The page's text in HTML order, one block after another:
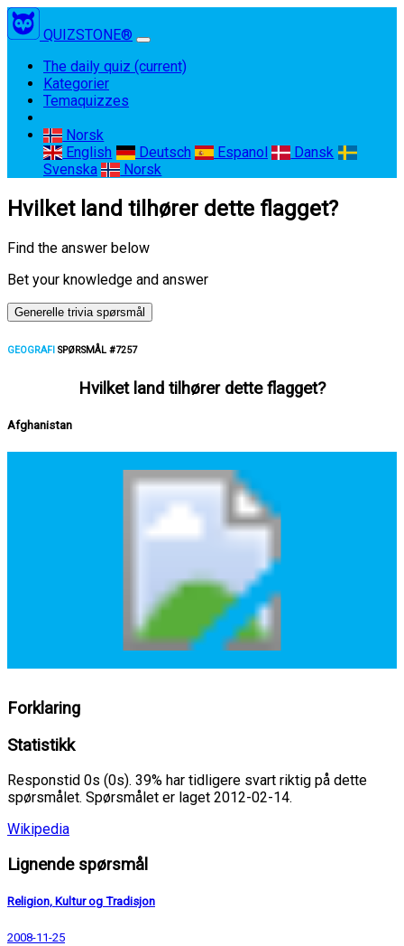
QUIZSTONE®
The daily quiz (current)
Kategorier
Temaquizzes
Norsk
English
Deutsch Espanol
Dansk
Svenska
Norsk
Hvilket land tilhører dette flagget?
Find the answer below
Bet your knowledge and answer
Generelle trivia spørsmål
GEOGRAFI SPØRSMÅL #7257
Hvilket land tilhører dette flagget?
Afghanistan
Forklaring
Statistikk
Responstid 0s (0s). 39% har tidligere svart riktig på dette
spørsmålet. Spørsmålet er laget 2012-02-14.
Wikipedia
Lignende spørsmål
Religion, Kultur og Tradisjon
2008-11-25